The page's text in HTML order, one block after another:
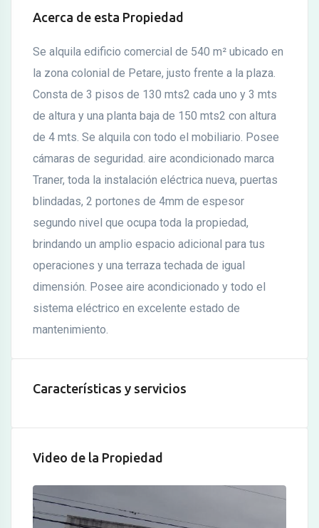
Acerca de esta Propiedad
Se alquila edificio comercial de 540 m² ubicado en
la zona colonial de Petare, justo frente a la plaza.
Consta de 3 pisos de 130 mts2 cada uno y 3 mts
de altura y una planta baja de 150 mts2 con altura
de 4 mts. Se alquila con todo el mobiliario. Posee
cámaras de seguridad. aire acondicionado marca
Traner, toda la instalación eléctrica nueva, puertas
blindadas, 2 portones de 4mm de espesor
segundo nivel que ocupa toda la propiedad,
brindando un amplio espacio adicional para tus
operaciones y una terraza techada de igual
dimensión. Posee aire acondicionado y todo el
sistema eléctrico en excelente estado de
mantenimiento.
Características y servicios
Video de la Propiedad